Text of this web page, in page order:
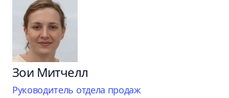
Зои Митчелл
Руководитель отдела продаж